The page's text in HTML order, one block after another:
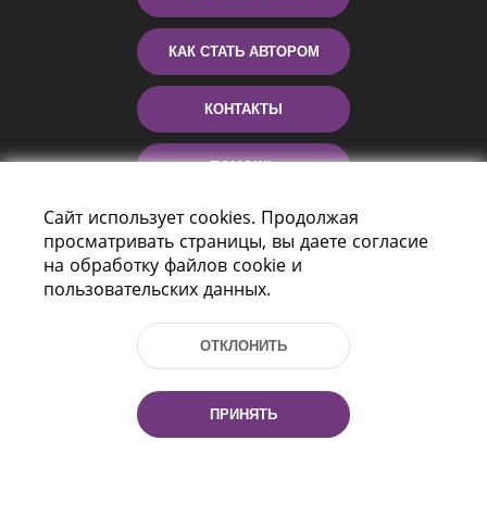
КАК СТАТЬ АВТОРОМ
КОНТАКТЫ
ПОМОЩЬ
Пр-т Независимости 116
г. Минск, Республика Беларусь, 220114
Тел.: (+375 17) 368 37 37, Факс: (+375 17)
Сайт использует cookies. Продолжая
просматривать страницы, вы даете согласие
на обработку файлов cookie и
пользовательских данных.
ОТКЛОНИТЬ
ПРИНЯТЬ